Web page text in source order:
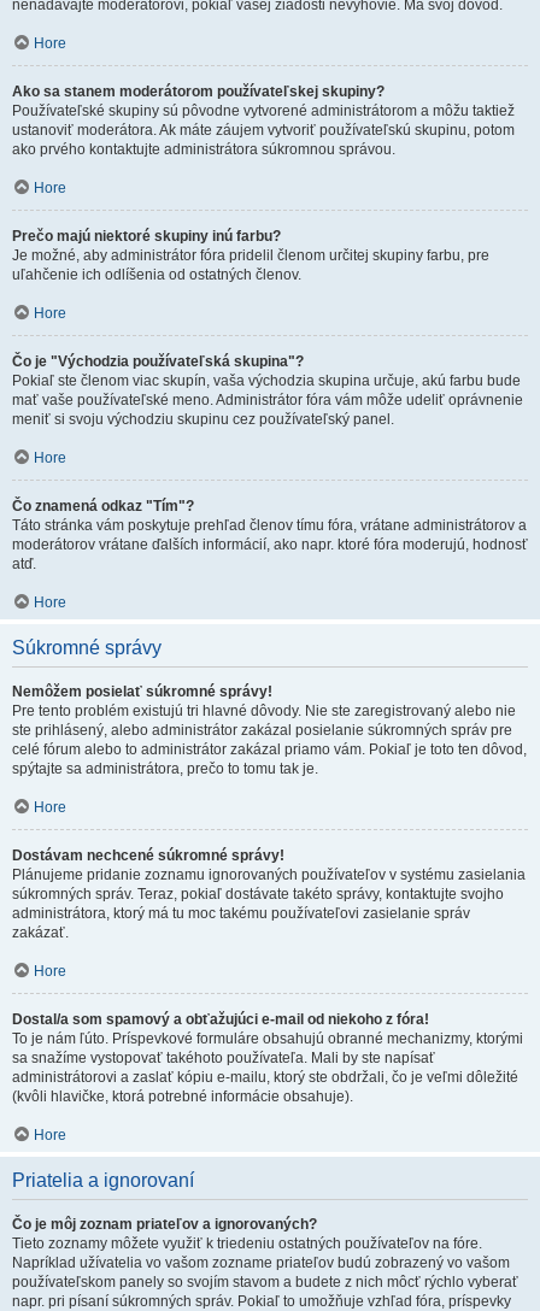
nenadávajte moderátorovi, pokiaľ vašej žiadosti nevyhovie. Má svoj dôvod.
Hore
Ako sa stanem moderátorom používateľskej skupiny?
Používateľské skupiny sú pôvodne vytvorené administrátorom a môžu taktiež
ustanoviť moderátora. Ak máte záujem vytvoriť používateľskú skupinu, potom
ako prvého kontaktujte administrátora súkromnou správou.
Hore
Prečo majú niektoré skupiny inú farbu?
Je možné, aby administrátor fóra pridelil členom určitej skupiny farbu, pre
uľahčenie ich odlíšenia od ostatných členov.
Hore
Čo je "Východzia používateľská skupina"?
Pokiaľ ste členom viac skupín, vaša východzia skupina určuje, akú farbu bude
mať vaše používateľské meno. Administrátor fóra vám môže udeliť oprávnenie
meniť si svoju východziu skupinu cez používateľský panel.
Hore
Čo znamená odkaz "Tím"?
Táto stránka vám poskytuje prehľad členov tímu fóra, vrátane administrátorov a
moderátorov vrátane ďalších informácií, ako napr. ktoré fóra moderujú, hodnosť
atď.
Hore
Súkromné správy
Nemôžem posielať súkromné správy!
Pre tento problém existujú tri hlavné dôvody. Nie ste zaregistrovaný alebo nie
ste prihlásený, alebo administrátor zakázal posielanie súkromných správ pre
celé fórum alebo to administrátor zakázal priamo vám. Pokiaľ je toto ten dôvod,
spýtajte sa administrátora, prečo to tomu tak je.
Hore
Dostávam nechcené súkromné správy!
Plánujeme pridanie zoznamu ignorovaných používateľov v systému zasielania
súkromných správ. Teraz, pokiaľ dostávate takéto správy, kontaktujte svojho
administrátora, ktorý má tu moc takému používateľovi zasielanie správ
zakázať.
Hore
Dostal/a som spamový a obťažujúci e-mail od niekoho z fóra!
To je nám ľúto. Príspevkové formuláre obsahujú obranné mechanizmy, ktorými
sa snažíme vystopovať takéhoto používateľa. Mali by ste napísať
administrátorovi a zaslať kópiu e-mailu, ktorý ste obdržali, čo je veľmi dôležité
(kvôli hlavičke, ktorá potrebné informácie obsahuje).
Hore
Priatelia a ignorovaní
Čo je môj zoznam priateľov a ignorovaných?
Tieto zoznamy môžete využiť k triedeniu ostatných používateľov na fóre.
Napríklad užívatelia vo vašom zozname priateľov budú zobrazený vo vašom
používateľskom panely so svojím stavom a budete z nich môcť rýchlo vyberať
napr. pri písaní súkromných správ. Pokiaľ to umožňuje vzhľad fóra, príspevky